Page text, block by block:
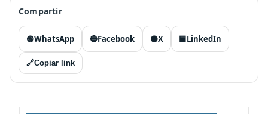
Compartir
🟢WhatsApp 🔵Facebook ⚫X 🟦LinkedIn
🔗Copiar link